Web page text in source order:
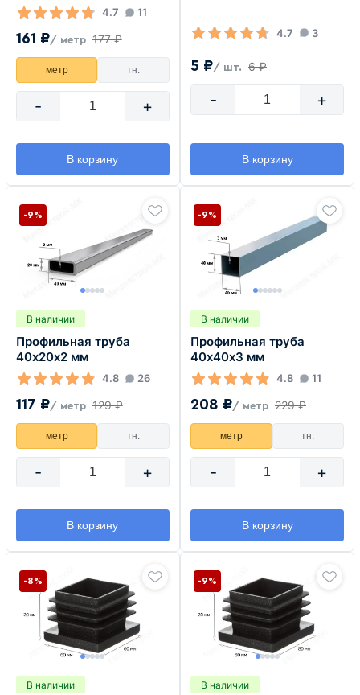
4.7 11
161 ₽/ метр 177 ₽
метр тн.
- +
В корзину
4.7 3
5 ₽/ шт. 6 ₽
- +
В корзину
В наличии
Профильная труба
40х20х2 мм
4.8 26
117 ₽/ метр 129 ₽
-9%
метр тн.
- +
В корзину
В наличии
Профильная труба
40х40х3 мм
4.8 11
208 ₽/ метр 229 ₽
-9%
метр тн.
- +
В корзину
В наличии
-8%
В наличии
-9%